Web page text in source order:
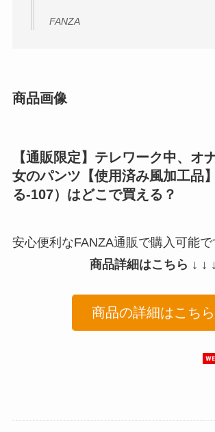
FANZA
商品画像
【通販限定】テレワーク中、オ
女のパンツ【使用済み風加工品
る-107）はどこで買える？
安心便利なFANZA通販で購入可能で
商品詳細はこちら ↓ ↓ ↓
商品の詳細はこちら